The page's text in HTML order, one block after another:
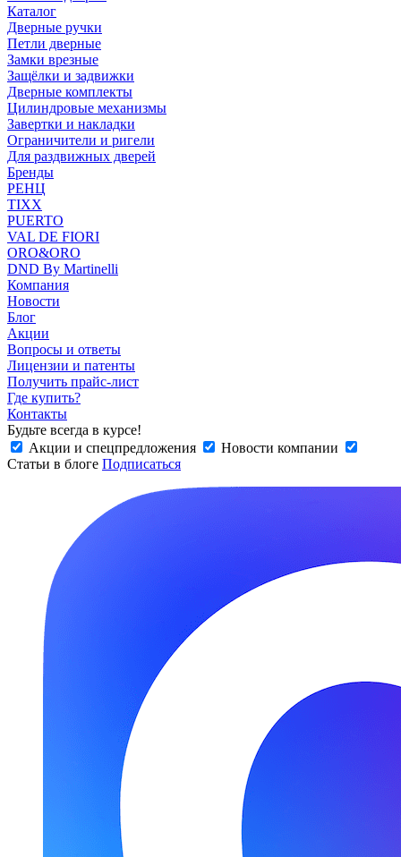
Каталог
Дверные ручки
Петли дверные
Замки врезные
Защёлки и задвижки
Дверные комплекты
Цилиндровые механизмы
Завертки и накладки
Ограничители и ригели
Для раздвижных дверей
Бренды
РЕНЦ
TIXX
PUERTO
VAL DE FIORI
ORO&ORO
DND By Martinelli
Компания
Новости
Блог
Акции
Вопросы и ответы
Лицензии и патенты
Получить прайс-лист
Где купить?
Контакты
Будьте всегда в курсе!
Акции и спецпредложения
Новости компании
Статьи в блоге Подписаться